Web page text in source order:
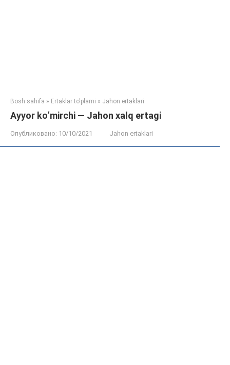
Bosh sahifa » Ertaklar to'plami » Jahon ertaklari
Ayyor ko‘mirchi — Jahon xalq ertagi
Опубликовано: 10/10/2021 Jahon ertaklari